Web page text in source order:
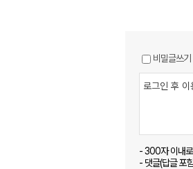
비밀글쓰기
- 300자 이내
- 댓글(답글 포